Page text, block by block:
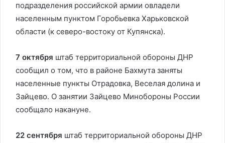
подразделения российской армии овладели
населенным пунктом Горобьевка Харьковской
области (к северо-востоку от Купянска).
7 октября штаб территориальной обороны ДНР
сообщил о том, что в районе Бахмута заняты
населенные пункты Отрадовка, Веселая долина и
Зайцево. О занятии Зайцево Минобороны России
сообщало накануне.
22 сентября штаб территориальной обороны ДНР